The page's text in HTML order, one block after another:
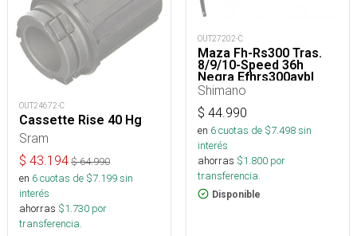
OUT24672-C
Cassette Rise 40 Hg
Sram
$ 43.194 $64.990
en 6cuotas de $7.199sin
interés
ahorras $1.730 por
transferencia.
OUT27202-C
Maza Fh-Rs300 Tras.
8/9/10-Speed 36h
Negra Efhrs300aybl
Shimano
$ 44.990
en 6cuotas de $7.498sin
interés
ahorras $1.800 por
transferencia.
Disponible